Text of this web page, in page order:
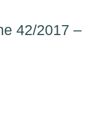
42/2017 –